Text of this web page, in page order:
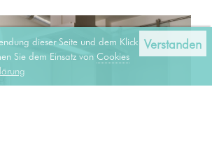
dieser Seite und dem Klick
Sie dem Einsatz von Cookies
Verstanden